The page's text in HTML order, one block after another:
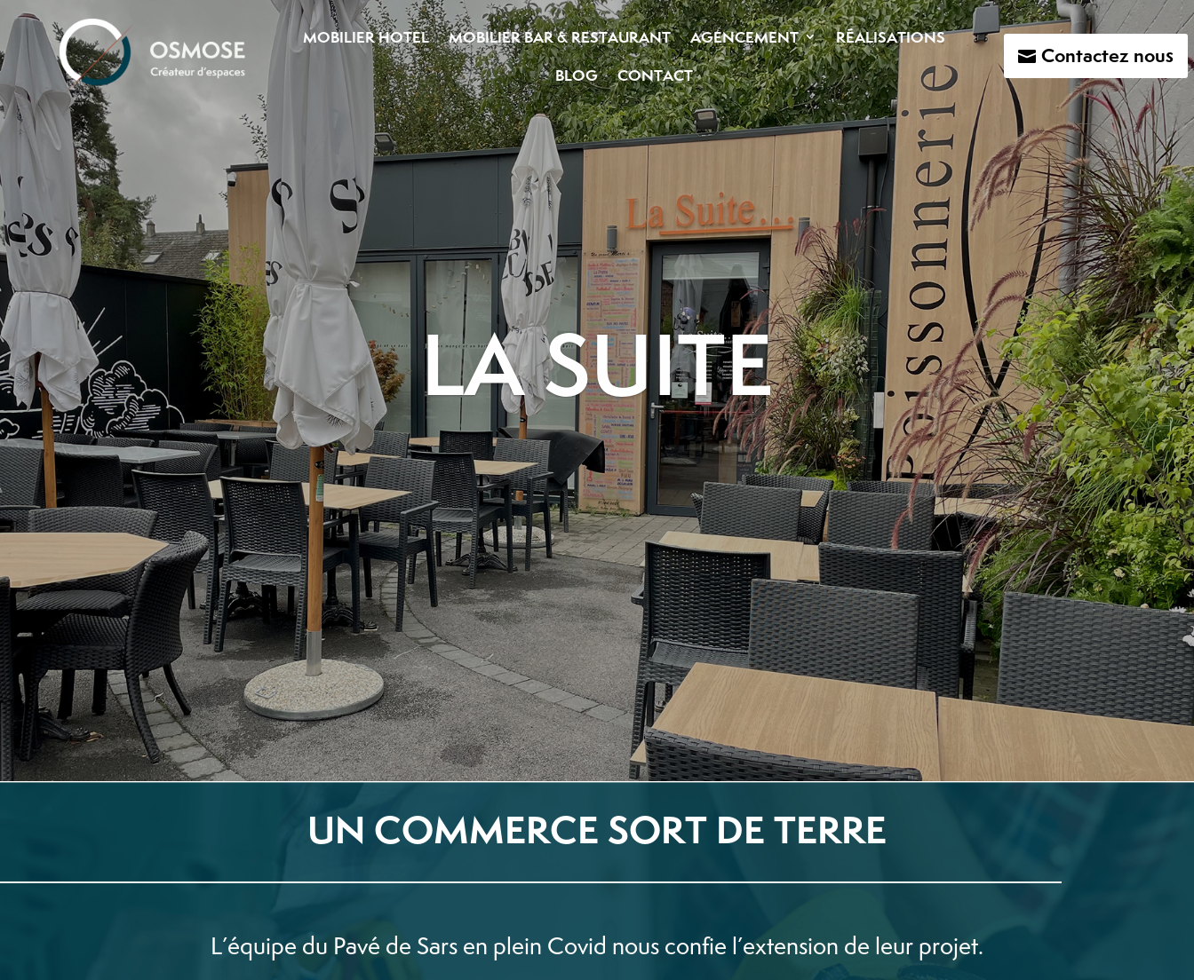
MOBILIER HOTEL MOBILIER BAR & RESTAURANT AGENCEMENT
RÉALISATIONS
BLOG
CONTACT
Contactez nous
LA SUITE
UN COMMERCE SORT DE TERRE
L’équipe du Pavé de Sars en plein Covid nous confie l’extension de leur projet.